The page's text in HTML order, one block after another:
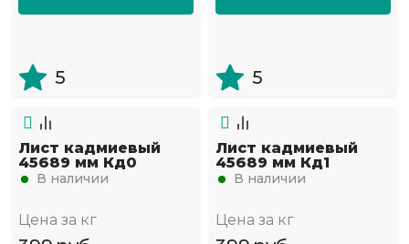
5 5
Лист кадмиевый
45689 мм Кд0
В наличии
Цена за кг
Лист кадмиевый
45689 мм Кд1
В наличии
Цена за кг